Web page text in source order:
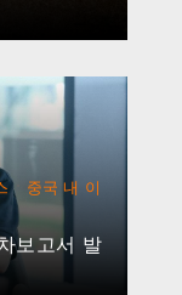
·
중국 내 이
보고서 발